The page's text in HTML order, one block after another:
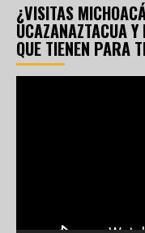
¿VISITAS
UCAZANAZTACUA
QUE TIENEN PARA